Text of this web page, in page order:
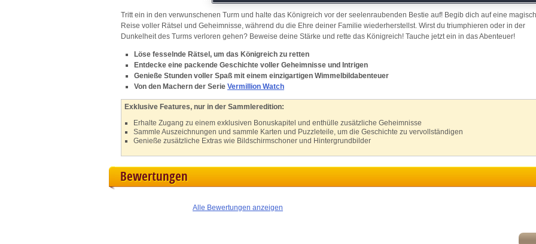
Tritt ein in den verwunschenen Turm und halte das Königreich vor der seelenraubenden Bestie auf! Begib dich auf eine
Reise voller Rätsel und Geheimnisse, während du die Ehre deiner Familie wiederherstellst. Wirst du triumphieren oder in der
Dunkelheit des Turms verloren gehen? Beweise deine Stärke und rette das Königreich! Tauche jetzt ein in das Abenteuer!
Löse fesselnde Rätsel, um das Königreich zu retten
Entdecke eine packende Geschichte voller Geheimnisse und Intrigen
Genieße Stunden voller Spaß mit einem einzigartigen Wimmelbildabenteuer
Von den Machern der Serie Vermillion Watch
Exklusive Features, nur in der Sammleredition:
Erhalte Zugang zu einem exklusiven Bonuskapitel und enthülle zusätzliche Geheimnisse
Sammle Auszeichnungen und sammle Karten und Puzzleteile, um die Geschichte zu vervollständigen
Genieße zusätzliche Extras wie Bildschirmschoner und Hintergrundbilder
Bewertungen
Alle Bewertungen anzeigen
Match and combine data from other data sources
Link different devices
Identify devices based on information transmitted automatically
Save and communicate privacy choices
Show Purposes